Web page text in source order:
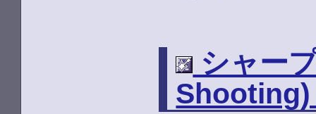
シャー
Shooting)